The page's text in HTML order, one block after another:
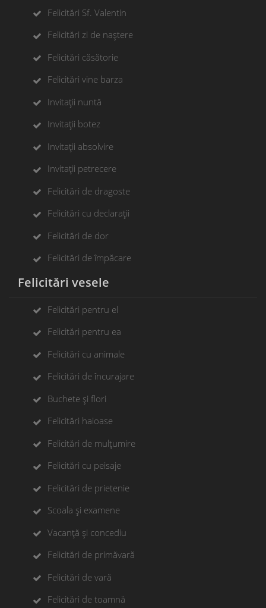
Felicitări Sf. Valentin
Felicitări zi de naștere
Felicitări căsătorie
Felicitări vine barza
Invitații nuntă
Invitații botez
Invitații absolvire
Invitații petrecere
Felicitări de dragoste
Felicitări cu declarații
Felicitări de dor
Felicitări de împăcare
Felicitări vesele
Felicitări pentru el
Felicitări pentru ea
Felicitări cu animale
Felicitări de încurajare
Buchete și flori
Felicitări haioase
Felicitări de mulțumire
Felicitări cu peisaje
Felicitări de prietenie
Scoala și examene
Vacanță și concediu
Felicitări de primăvară
Felicitări de vară
Felicitări de toamnă